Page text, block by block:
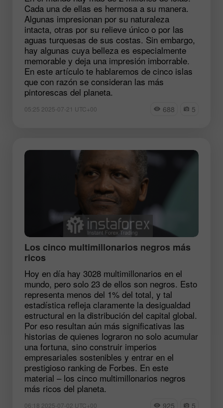
Cada una de ellas es hermosa a su manera.
Algunas impresionan por su naturaleza
intacta, otras por su relieve único o por las
aguas turquesas de sus costas. Sin embargo,
hay algunas cuya belleza es especialmente
memorable y deja una impresión imborrable.
En este artículo te hablaremos de cinco islas
que con razón se consideran las más
pintorescas del planeta.
05:25 2025-07-21 UTC+00 688 5
Los cinco multimillonarios negros más
ricos
Hoy en día hay 3028 multimillonarios en el
mundo, pero solo 23 de ellos son negros. Esto
representa menos del 1% del total, y tal
estadística refleja claramente la desigualdad
estructural en la distribución del capital global.
Por eso resultan aún más significativas las
historias de quienes lograron no solo acumular
una fortuna, sino construir imperios
empresariales sostenibles y entrar en el
prestigioso ranking de Forbes. En este
material – los cinco multimillonarios negros
más ricos del planeta.
06:18 2025-07-02 UTC+00 925 5